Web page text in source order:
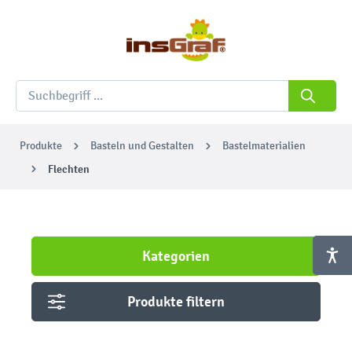
Produkte Basteln und Gestalten Bastelmaterialien
Flechten
Kategorien
Produkte filtern